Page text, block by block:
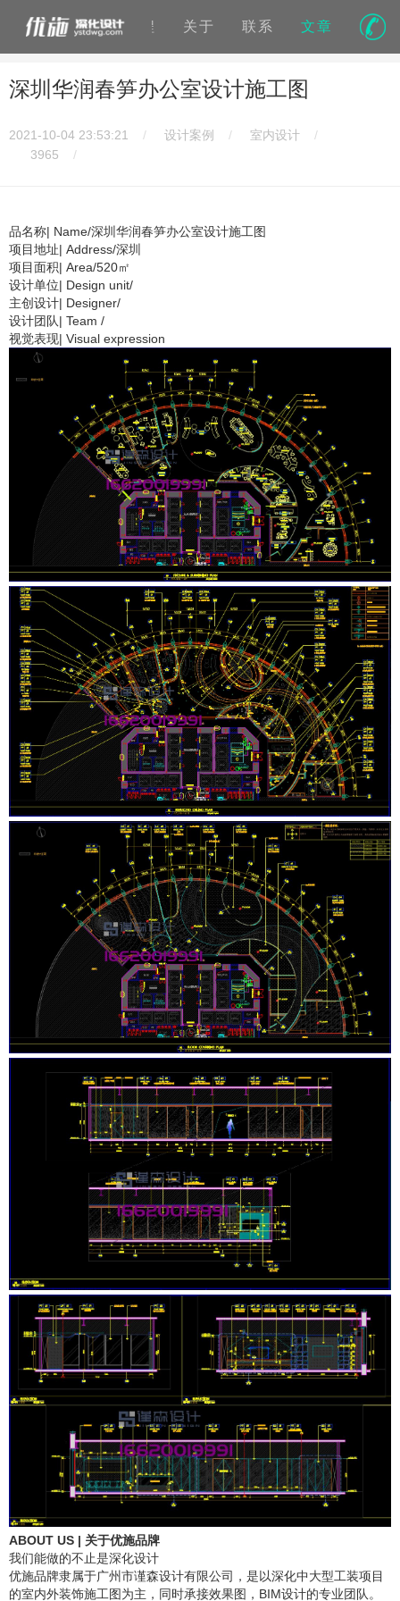
客户 优势 流程 关于 联系 文章
深圳华润春笋办公室设计施工图
2021-10-04 23:53:21 设计案例
室内设计
3965
品名称| Name/深圳华润春笋办公室设计施工图
项目地址| Address/深圳
项目面积| Area/520㎡
设计单位| Design unit/
主创设计| Designer/
设计团队| Team /
视觉表现| Visual expression
ABOUT US | 关于优施品牌
我们能做的不止是深化设计
优施品牌隶属于广州市谨森设计有限公司，是以深化中大型工装项目
的室内外装饰施工图为主，同时承接效果图，BIM设计的专业团队。